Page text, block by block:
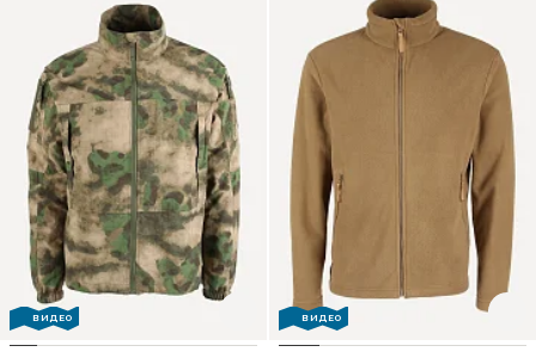
ВИДЕО ВИДЕО